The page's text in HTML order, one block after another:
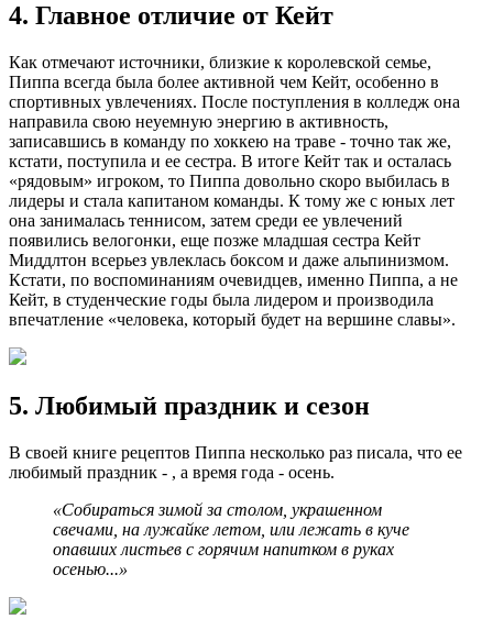
4. Главное отличие от Кейт
Как отмечают источники, близкие к королевской семье,
Пиппа всегда была более активной чем Кейт, особенно в
спортивных увлечениях. После поступления в колледж она
направила свою неуемную энергию в активность,
записавшись в команду по хоккею на траве - точно так же,
кстати, поступила и ее сестра. В итоге Кейт так и осталась
«рядовым» игроком, то Пиппа довольно скоро выбилась в
лидеры и стала капитаном команды. К тому же с юных лет
она занималась теннисом, затем среди ее увлечений
появились велогонки, еще позже младшая сестра Кейт
Миддлтон всерьез увлеклась боксом и даже альпинизмом.
Кстати, по воспоминаниям очевидцев, именно Пиппа, а не
Кейт, в студенческие годы была лидером и производила
впечатление «человека, который будет на вершине славы».
5. Любимый праздник и сезон
В своей книге рецептов Пиппа несколько раз писала, что ее
любимый праздник - , а время года - осень.
«Собираться зимой за столом, украшенном
свечами, на лужайке летом, или лежать в куче
опавших листьев с горячим напитком в руках
осенью...»